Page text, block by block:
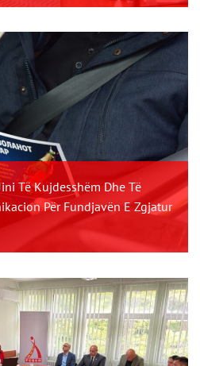
Të Kujdesshëm Dhe Të
Për Fundjavën E Zgjatur